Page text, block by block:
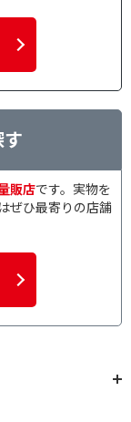
販店です。実物を
ぜひ最寄りの店舗